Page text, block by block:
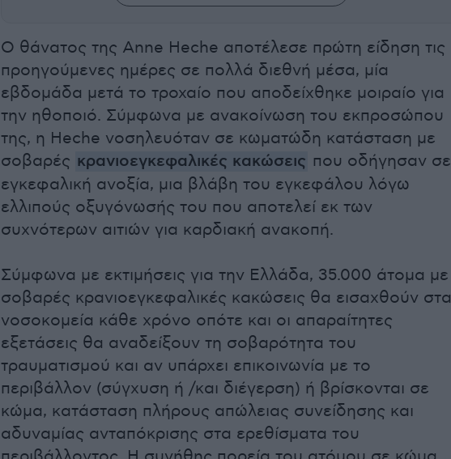
Ο θάνατος της Anne Heche αποτέλεσε πρώτη είδηση τις
προηγούμενες ημέρες σε πολλά διεθνή μέσα, μία
εβδομάδα μετά το τροχαίο που αποδείχθηκε μοιραίο για
την ηθοποιό. Σύμφωνα με ανακοίνωση του εκπροσώπου
της, η Heche νοσηλευόταν σε κωματώδη κατάσταση με
σοβαρές κρανιοεγκεφαλικές κακώσεις που οδήγησαν σε
εγκεφαλική ανοξία, μια βλάβη του εγκεφάλου λόγω
ελλιπούς οξυγόνωσής του που αποτελεί εκ των
συχνότερων αιτιών για καρδιακή ανακοπή.
Σύμφωνα με εκτιμήσεις για την Ελλάδα, 35.000 άτομα με
σοβαρές κρανιοεγκεφαλικές κακώσεις θα εισαχθούν στα
νοσοκομεία κάθε χρόνο οπότε και οι απαραίτητες
εξετάσεις θα αναδείξουν τη σοβαρότητα του
τραυματισμού και αν υπάρχει επικοινωνία με το
περιβάλλον (σύγχυση ή /και διέγερση) ή βρίσκονται σε
κώμα, κατάσταση πλήρους απώλειας συνείδησης και
αδυναμίας ανταπόκρισης στα ερεθίσματα του